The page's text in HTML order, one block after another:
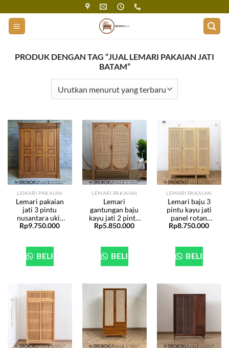
content
PRODUK DENGAN TAG “JUAL LEMARI PAKAIAN JATI
BATAM”
LEMARI PAKAIAN
Lemari pakaian
jati 3 pintu
nusantara ukir
jepara BHF-310
Rp9.750.000
BELI
LEMARI PAKAIAN
Lemari
gantungan baju
kayu jati 2 pintu
panel rotan
Rp5.850.000
BELI
LEMARI PAKAIAN
Lemari baju 3
pintu kayu jati
panel rotan
minimalis BHF-
Rp8.750.000
BELI